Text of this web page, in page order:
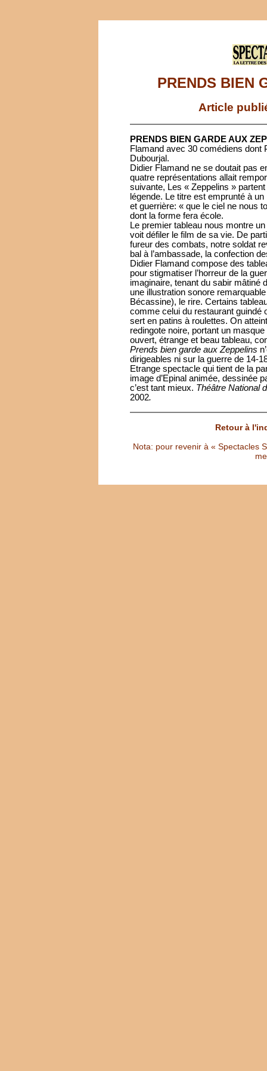
PRENDS BIEN
Article
PRENDS BIEN GARDE AUX
Flamand avec 30 comédiens dont
Dubourjal.
Didier Flamand ne se doutait pas
quatre représentations allait
suivante, Les « Zeppelins »
légende. Le titre est emprunté à
et guerrière: « que le ciel ne nous
dont la forme fera école.
Le premier tableau nous montre
voit défiler le film de sa vie. De
fureur des combats, notre soldat
bal à l’ambassade, la confection
Didier Flamand compose des
pour stigmatiser l’horreur de la
imaginaire, tenant du sabir mâtiné
une illustration sonore
Bécassine), le rire. Certains
comme celui du restaurant guindé
sert en patins à roulettes. On
redingote noire, portant un
ouvert, étrange et beau tableau,
Prends bien garde aux Zeppelins
dirigeables ni sur la guerre de 14-
Etrange spectacle qui tient de la
image d’Epinal animée, dessinée
c’est tant mieux. Théâtre National
2002.
Retour à
Nota: pour revenir à « Spectacles